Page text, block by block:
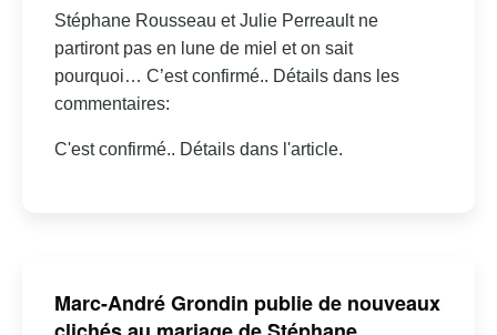
Stéphane Rousseau et Julie Perreault ne
partiront pas en lune de miel et on sait
pourquoi… C’est confirmé.. Détails dans les
commentaires:
C'est confirmé.. Détails dans l'article.
Marc-André Grondin publie de nouveaux